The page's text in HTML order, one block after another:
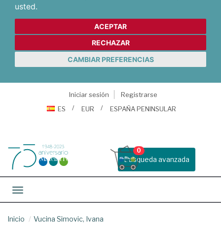
usted.
ACEPTAR
RECHAZAR
CAMBIAR PREFERENCIAS
Iniciar sesión
Registrarse
ES
EUR ESPAÑA PENINSULAR
Busqueda avanzada
0
Toggle navigation
Inicio Vucina Simovic, Ivana